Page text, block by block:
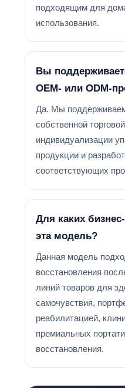
подходящим для
использования.
Вы
OEM- или ODM-
Да. Мы
собственной
индивидуализации
продукции и
соответствующих
Для каких
эта модель?
Данная модель
восстановления
линий товаров для
самочувствия,
реабилитацией,
премиальных
восстановления.